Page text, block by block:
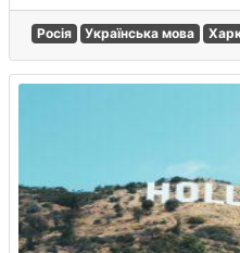
Росія Українська мова